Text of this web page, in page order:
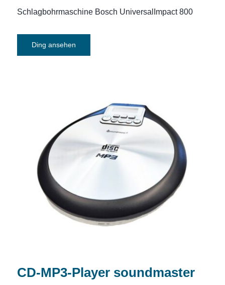
Schlagbohrmaschine Bosch UniversalImpact 800
Ding ansehen
CD-MP3-Player soundmaster
CD-MP3-Player soundmaster